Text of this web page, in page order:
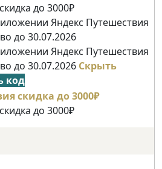
до 3000₽
Яндекс Путешествия
до 30.07.2026
Яндекс Путешествия
до 30.07.2026 Скрыть
код
до 3000₽